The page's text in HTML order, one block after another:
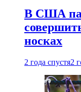
В США
носках
2 года спустя2